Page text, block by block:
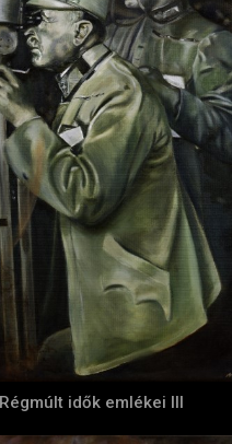
Régmúlt idők emlékei III